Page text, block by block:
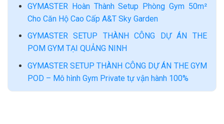
GYMASTER Hoàn Thành Setup Phòng Gym 50m²
Cho Căn Hộ Cao Cấp A&T Sky Garden
GYMASTER SETUP THÀNH CÔNG DỰ ÁN THE
POM GYM TẠI QUẢNG NINH
GYMASTER SETUP THÀNH CÔNG DỰ ÁN THE GYM
POD – Mô hình Gym Private tự vận hành 100%